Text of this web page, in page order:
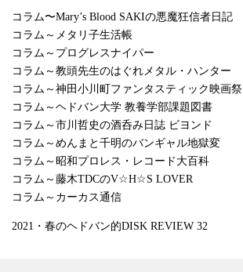
コラム〜Mary’s Blood SAKIの悪魔狂信者日記
コラム～メタリ子生活帳
コラム～プログレスナイパー
コラム～教頭先生のはぐれメタル・ハンター
コラム～神田小川町ファンタスティック映画祭
コラム～ヘドバン大学 教養学部課題図書
コラム～市川哲史の酒呑み日誌 ビヨンド
コラム～めんまと千明のバンギャル地獄変
コラム～昭和プロレス・レコード大百科
コラム～藤木TDCのV☆H☆S LOVER
コラム～カーカス通信
2021・春のヘドバン的DISK REVIEW 32